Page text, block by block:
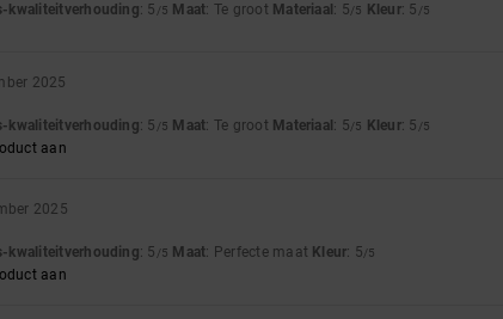
kwaliteitverhouding: 5 /5 Maat: Te groot Materiaal : 5/5 Kleur: 5 /5
2025
kwaliteitverhouding: 5 /5 Maat: Te groot Materiaal : 5/5 Kleur: 5 /5
aan
2025
kwaliteitverhouding: 5 /5 Maat: Perfecte maat Kleur: 5/5
aan